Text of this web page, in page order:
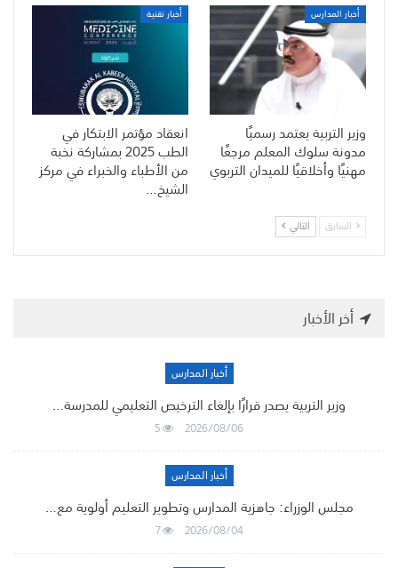
أخبار المدارس
وزير التربية يعتمد رسميًا
مدونة سلوك المعلم مرجعًا
مهنيًا وأخلاقيًا للميدان التربوي
أخبار تقنية
انعقاد مؤتمر الابتكار في
الطب 2025 بمشاركة نخبة
من الأطباء والخبراء في مركز
الشيخ…
السابق التالي
أخر الأخبار
أخبار المدارس
وزير التربية يصدر قرارًا بإلغاء الترخيص التعليمي للمدرسة…
2026/08/06
5
أخبار المدارس
مجلس الوزراء: جاهزية المدارس وتطوير التعليم أولوية مع…
2026/08/04
7